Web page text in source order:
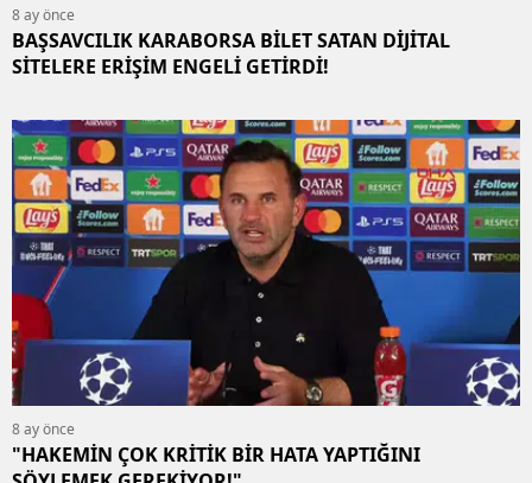
8 ay önce
BAŞSAVCILIK KARABORSA BİLET SATAN DİJİTAL
SİTELERE ERİŞİM ENGELİ GETİRDİ!
8 ay önce
"HAKEMİN ÇOK KRİTİK BİR HATA YAPTIĞINI